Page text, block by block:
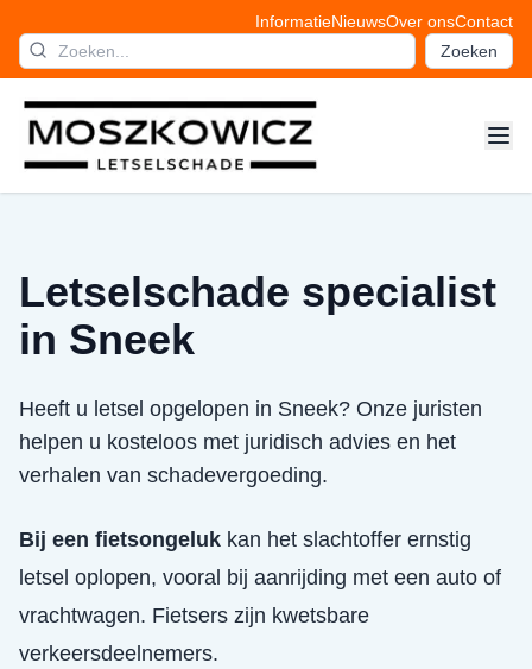
InformatieNieuwsOver onsContact
Zoeken
Letselschade specialist
in Sneek
Heeft u letsel opgelopen in Sneek? Onze juristen
helpen u kosteloos met juridisch advies en het
verhalen van schadevergoeding.
Bij een fietsongeluk kan het slachtoffer ernstig
letsel oplopen, vooral bij aanrijding met een auto of
vrachtwagen. Fietsers zijn kwetsbare
verkeersdeelnemers.